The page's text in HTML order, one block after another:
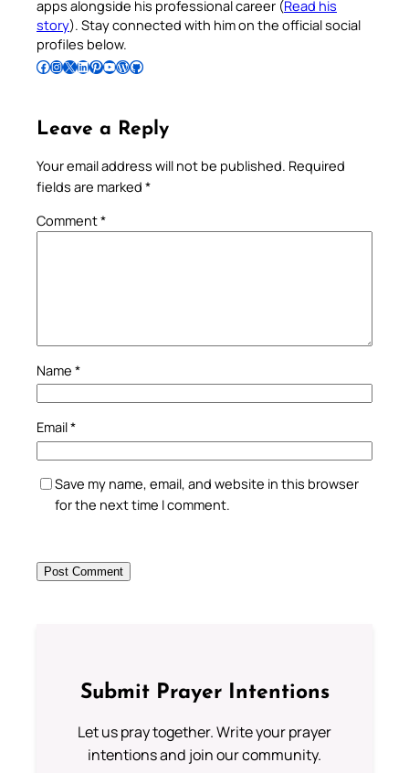
apps alongside his professional career (Read his
story). Stay connected with him on the official social
profiles below.
Follow Pradeep on Facebook Follow Pradeep on InstagramFollow Pradeep on X Follow Pradeep on LinkedIn Follow Pradeep on Pinterest Subscribe to Pradeep’s Youtube Channel Follow Pradeep on WordPress Follow Pradeep on GitHub
Leave a Reply
Your email address will not be published. Required
fields are marked *
Comment*
Name *
Email*
Save my name, email, and website in this browser
for the next time I comment.
Submit Prayer Intentions
Let us pray together. Write your prayer
intentions and join our community.